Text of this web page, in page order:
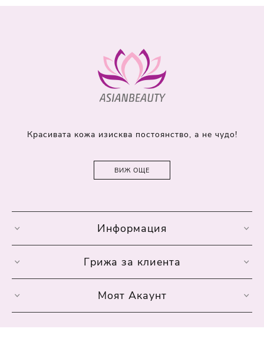
Красивата кожа изисква постоянство, а не чудо!
ВИЖ ОЩЕ
Информация
Грижа за клиента
Моят Акаунт